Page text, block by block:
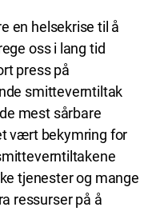
en helsekrise til å
oss i lang tid
press på
smitteverntiltak
mest sårbare
vært bekymring for
tjenester og mange
ressurser på å